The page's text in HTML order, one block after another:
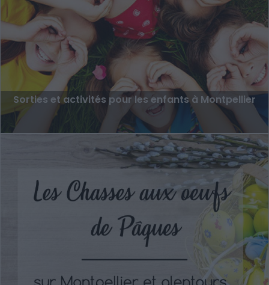
Sorties et activités pour les enfants à Montpellier